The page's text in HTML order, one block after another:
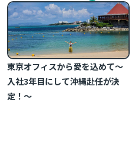
東京オフィスから愛を込めて〜
入社3年目にして沖縄赴任が決
定！〜